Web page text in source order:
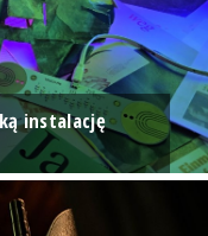
instalację